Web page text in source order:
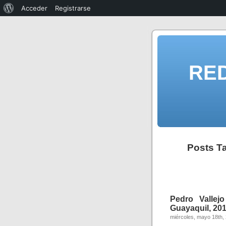
Posts
Pedro
Guayaquil,
miércoles, mayo 18th,
Acceder Registrarse